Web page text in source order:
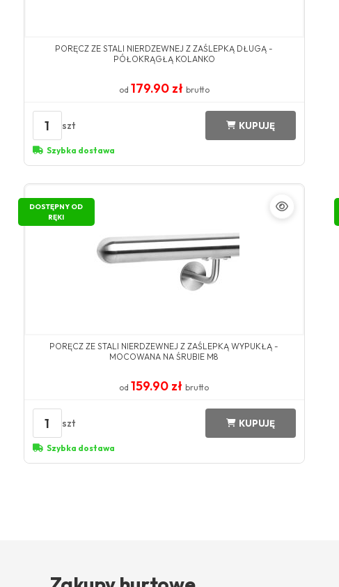
PORĘCZ ZE STALI NIERDZEWNEJ Z ZAŚLEPKĄ DŁUGĄ -
PÓŁOKRĄGŁĄ KOLANKO
od 179.90 zł brutto
1 szt KUPUJĘ
Szybka dostawa
DOSTĘPNY OD
RĘKI
PORĘCZ ZE STALI NIERDZEWNEJ Z ZAŚLEPKĄ WYPUKŁĄ -
MOCOWANA NA ŚRUBIE M8
od 159.90 złbrutto
1 szt KUPUJĘ
Szybka dostawa